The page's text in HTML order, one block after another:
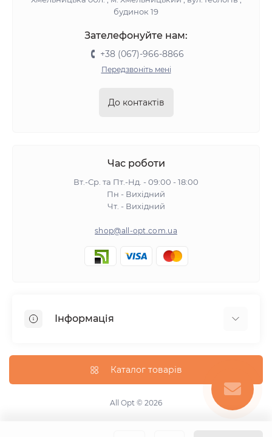
будинок 19
Зателефонуйте нам:
+38 (067)-966-8866
Передзвоніть мені
До контактів
Час роботи
Вт.-Ср. та Пт.-Нд. - 09:00 - 18:00
Пн - Вихідний
Чт. - Вихідний
shop@all-opt.com.ua
Інформація
Оплата та доставка
Повернення та обмін
Політика конфіденційності
Каталог товарів
All Opt © 2026